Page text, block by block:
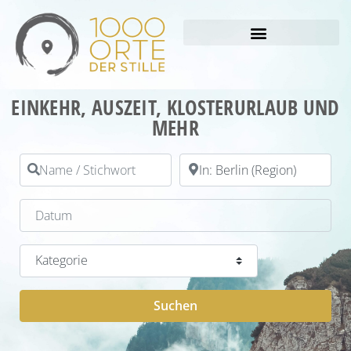
EINKEHR, AUSZEIT, KLOSTERURLAUB UND
MEHR
Name / Stichwort PLZ / Ort
Datum
Kategorie
Suchen